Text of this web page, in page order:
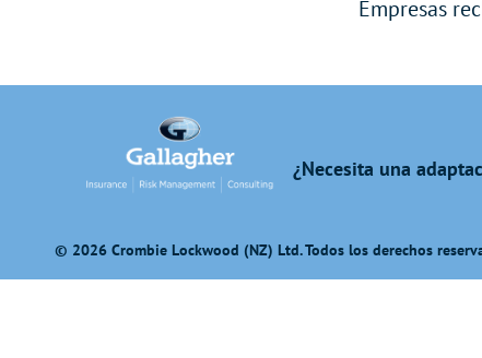
Empresas
¿Necesita una
© 2026 Crombie Lockwood (NZ) Ltd. Todos los derechos